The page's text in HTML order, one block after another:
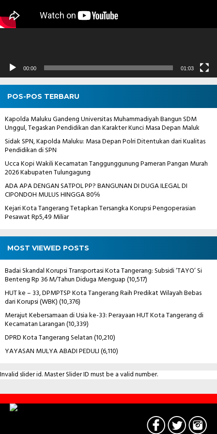
00:00 01:03
POS-POS TERBARU
Kapolda Maluku Gandeng Universitas Muhammadiyah Bangun SDM
Unggul, Tegaskan Pendidikan dan Karakter Kunci Masa Depan Maluk
Sidak SPN, Kapolda Maluku: Masa Depan Polri Ditentukan dari Kualitas
Pendidikan di SPN
Ucca Kopi Wakili Kecamatan Tanggunggunung Pameran Pangan Murah
2026 Kabupaten Tulungagung
ADA APA DENGAN SATPOL PP? BANGUNAN DI DUGA ILEGAL DI
CIPONDOH MULUS HINGGA 80℅
Kejari Kota Tangerang Tetapkan Tersangka Korupsi Pengoperasian
Pesawat Rp5,49 Miliar
MOST VIEWED POSTS
Badai Skandal Korupsi Transportasi Kota Tangerang: Subsidi ‘TAYO’ Si
Benteng Rp 36 M/Tahun Diduga Menguap(10,517)
HUT ke – 33, DPMPTSP Kota Tangerang Raih Predikat Wilayah Bebas
dari Korupsi (WBK)(10,376)
Merajut Kebersamaan di Usia ke-33: Perayaan HUT Kota Tangerang di
Kecamatan Larangan(10,339)
DPRD Kota Tangerang Selatan(10,210)
YAYASAN MULYA ABADI PEDULI(6,110)
Invalid slider id. Master Slider ID must be a valid number.
Contact
Us